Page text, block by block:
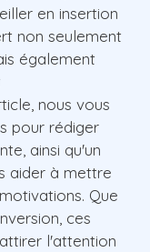
en insertion
non seulement
également
nous vous
pour rédiger
ainsi qu'un
aider à mettre
Que
ces
l'attention